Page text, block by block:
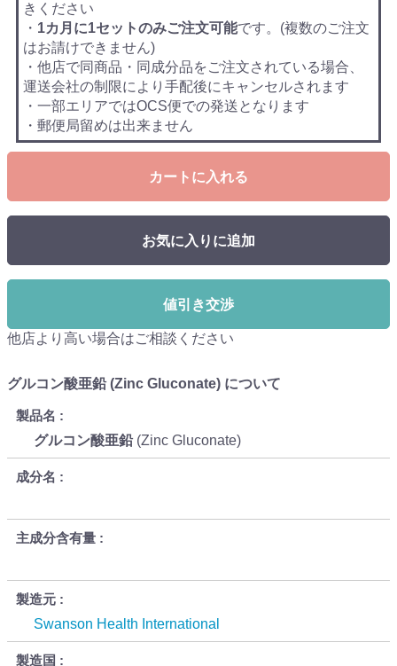
きください
・ 1カ月に1セットのみご注文可能です。(複数のご注文
はお請けできません)
・他店で同商品・同成分品をご注文されている場合、
運送会社の制限により手配後にキャンセルされます
・一部エリアではOCS便での発送となります
・郵便局留めは出来ません
カートに入れる
お気に入りに追加
値引き交渉
他店より高い場合はご相談ください
グルコン酸亜鉛 (Zinc Gluconate) について
製品名
グルコン酸亜鉛(Zinc Gluconate)
成分名
主成分含有量
製造元
Swanson Health International
製造国